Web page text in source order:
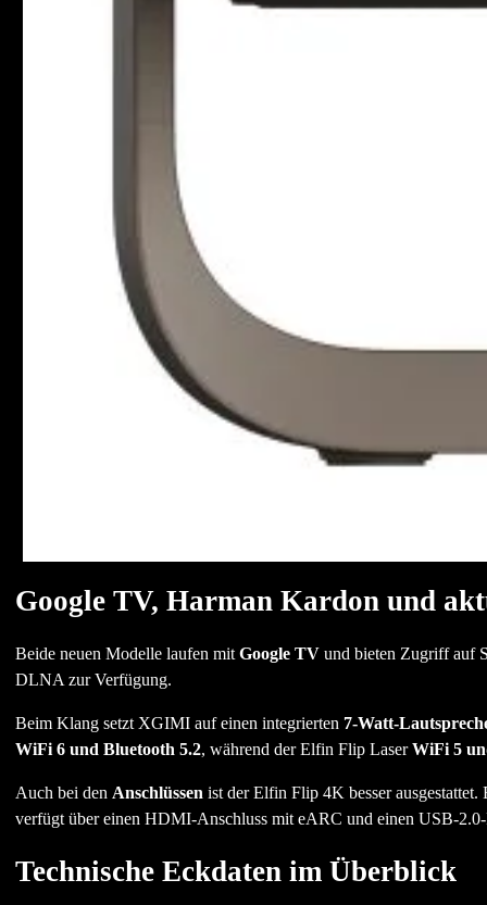
Google TV, Harman Kardon und
Beide neuen Modelle laufen mit Google TVund bieten Zugriff auf
DLNA zur Verfügung.
Beim Klang setzt XGIMI auf einen integrierten 7-Watt-
WiFi 6 und Bluetooth 5.2, während der Elfin Flip LaserWiFi 5
Auch bei den Anschlüssen ist der Elfin Flip 4K besser
verfügt über einen HDMI-Anschluss mit eARC und einen USB-
Technische Eckdaten im Überblick